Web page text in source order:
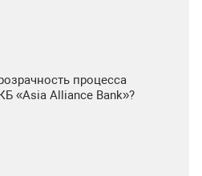
процесса
«Asia Alliance Bank»?